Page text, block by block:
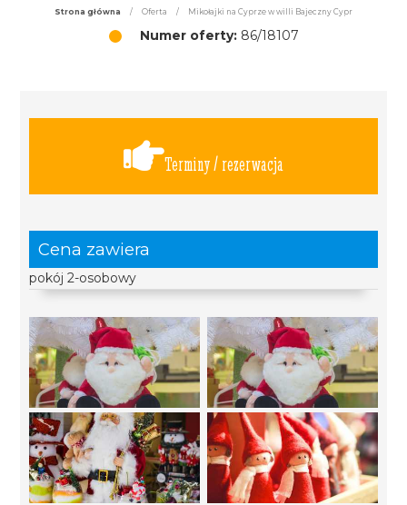
Strona główna / Oferta / Mikołajki na Cyprze w willi Bajeczny Cypr
Numer oferty:86/18107
Terminy / rezerwacja
Cena zawiera
pokój 2-osobowy